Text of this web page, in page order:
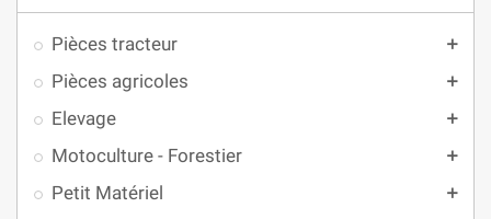
Pièces tracteur add
Pièces agricoles add
Elevage add
Motoculture - Forestier add
Petit Matériel add